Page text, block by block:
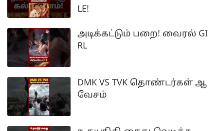
LE!
அடிக்கட்டும் பறை! வைரல் GI
RL
DMK VS TVK தொண்டர்கள் ஆ
வேசம்